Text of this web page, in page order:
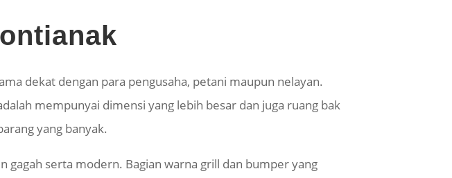
dekat dengan para pengusaha, petani maupun nelayan.
mempunyai dimensi yang lebih besar dan juga ruang bak
yang banyak.
gagah serta modern. Bagian warna grill dan bumper yang